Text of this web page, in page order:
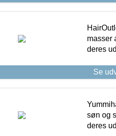
masser
deres
Se
søn og
deres